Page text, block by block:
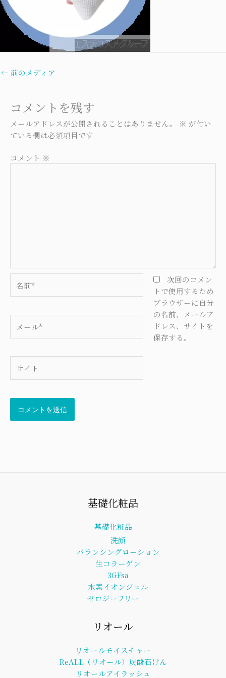
← 前のメディア
コメントを残す
メールアドレスが公開されることはありません。 ※ が付い
ている欄は必須項目です
コメント ※
前
ー
*
次回のコメン
トで使用するため
ブラウザーに自分
の名前、メールア
ドレス、サイトを
保存する。
基礎化粧品
基礎化粧品
洗顔
バランシングローション
生コラーゲン
3GFsa
水素イオンジェル
ゼロジーフリー
リオール
リオールモイスチャー
ReALL（リオール）炭酸石けん
リオールアイラッシュ